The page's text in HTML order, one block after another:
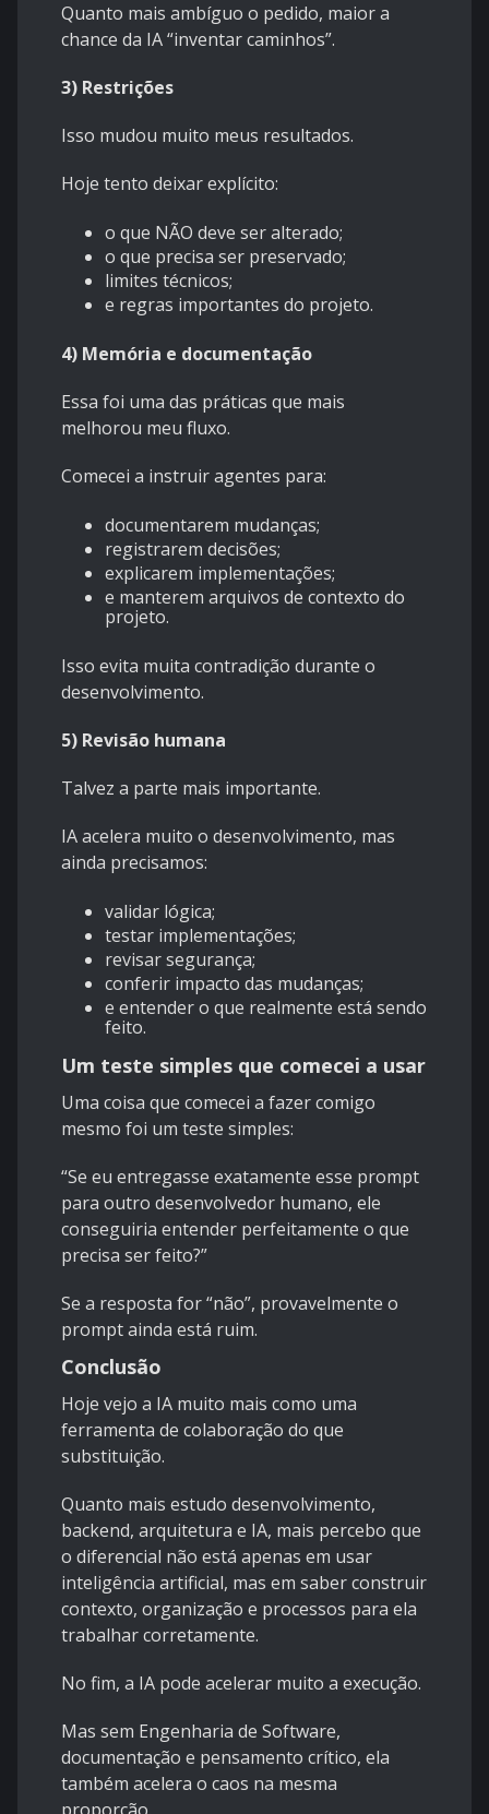
Quanto mais ambíguo o pedido, maior a
chance da IA “inventar caminhos”.
3) Restrições
Isso mudou muito meus resultados.
Hoje tento deixar explícito:
o que NÃO deve ser alterado;
o que precisa ser preservado;
limites técnicos;
e regras importantes do projeto.
4) Memória e documentação
Essa foi uma das práticas que mais
melhorou meu fluxo.
Comecei a instruir agentes para:
documentarem mudanças;
registrarem decisões;
explicarem implementações;
e manterem arquivos de contexto do
projeto.
Isso evita muita contradição durante o
desenvolvimento.
5) Revisão humana
Talvez a parte mais importante.
IA acelera muito o desenvolvimento, mas
ainda precisamos:
validar lógica;
testar implementações;
revisar segurança;
conferir impacto das mudanças;
e entender o que realmente está sendo
feito.
Um teste simples que comecei a usar
Uma coisa que comecei a fazer comigo
mesmo foi um teste simples:
“Se eu entregasse exatamente esse prompt
para outro desenvolvedor humano, ele
conseguiria entender perfeitamente o que
precisa ser feito?”
Se a resposta for “não”, provavelmente o
prompt ainda está ruim.
Conclusão
Hoje vejo a IA muito mais como uma
ferramenta de colaboração do que
substituição.
Quanto mais estudo desenvolvimento,
backend, arquitetura e IA, mais percebo que
o diferencial não está apenas em usar
inteligência artificial, mas em saber construir
contexto, organização e processos para ela
trabalhar corretamente.
No fim, a IA pode acelerar muito a execução.
Mas sem Engenharia de Software,
documentação e pensamento crítico, ela
também acelera o caos na mesma